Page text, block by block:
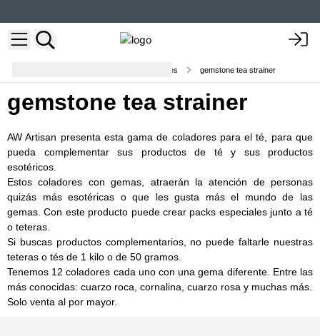
Botellas Infusoras de Té y Coladores gemstone tea strainer
gemstone tea strainer
AW Artisan presenta esta gama de coladores para el té, para que
pueda complementar sus productos de té y sus productos
esotéricos.
Estos coladores con gemas, atraerán la atención de personas
quizás más esotéricas o que les gusta más el mundo de las
gemas. Con este producto puede crear packs especiales junto a té
o teteras.
Si buscas productos complementarios, no puede faltarle nuestras
teteras o tés de 1 kilo o de 50 gramos.
Tenemos 12 coladores cada uno con una gema diferente. Entre las
más conocidas: cuarzo roca, cornalina, cuarzo rosa y muchas más.
Solo venta al por mayor.